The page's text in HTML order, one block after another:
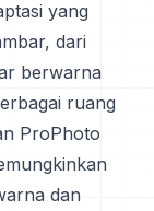
yang
dari
berwarna
ruang
ProPhoto
dan